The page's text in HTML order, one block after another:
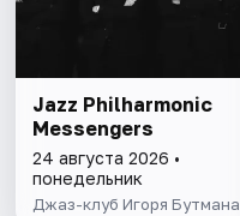
Jazz Philharmonic
Messengers
24 августа 2026 •
понедельник
Джаз-клуб Игоря Бутмана